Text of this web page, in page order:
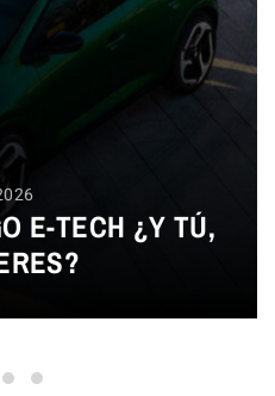
E-TECH ¿Y TÚ,